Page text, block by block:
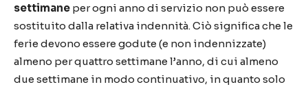
settimane per ogni anno di servizio non può essere
sostituito dalla relativa indennità. Ciò significa che le
ferie devono essere godute (e non indennizzate)
almeno per quattro settimane l’anno, di cui almeno
due settimane in modo continuativo, in quanto solo